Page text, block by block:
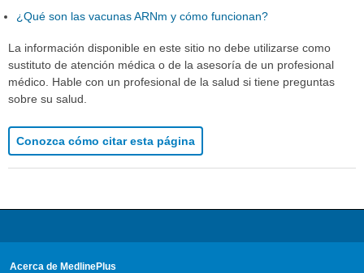
¿Qué son las vacunas ARNm y cómo funcionan?
La información disponible en este sitio no debe utilizarse como
sustituto de atención médica o de la asesoría de un profesional
médico. Hable con un profesional de la salud si tiene preguntas
sobre su salud.
Conozca cómo citar esta página
Acerca de MedlinePlus